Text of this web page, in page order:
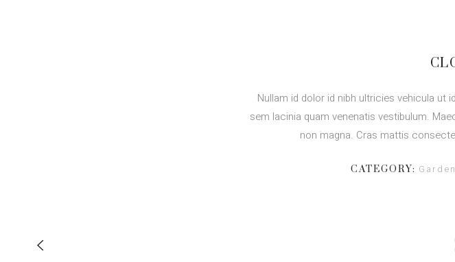
Nullam id dolor id nibh ultricies vehicula ut
sem lacinia quam venenatis vestibulum.
non magna. Cras mattis
CATEGORY: Garden